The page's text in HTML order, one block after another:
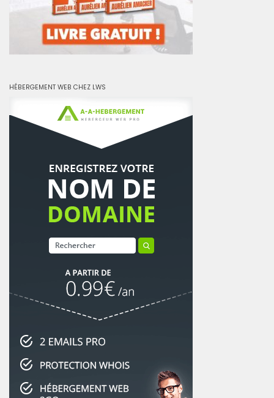
HÉBERGEMENT WEB CHEZ LWS